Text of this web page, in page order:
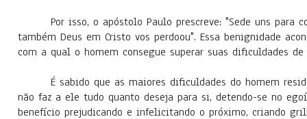
Por isso, o apóstolo Paulo prescreve: "Sede uns para
também Deus em Cristo vos perdoou". Essa benignidade
com a qual o homem consegue superar suas dificuldades
É sabido que as maiores dificuldades do homem
não faz a ele tudo quanto deseja para si, detendo-se no
benefício prejudicando e infelicitando o próximo, criando